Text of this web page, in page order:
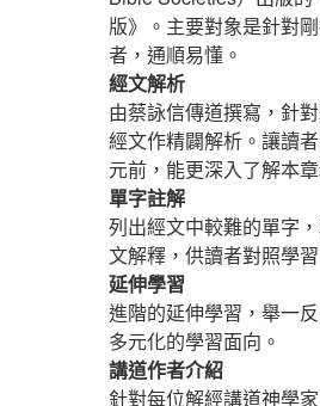
版》。主要對象是針對
者，通順易懂。
經文解析
由蔡詠信傳道撰寫，針
經文作精闢解析。讓讀
元前，能更深入了解本
單字註解
列出經文中較難的單字
文解釋，供讀者對照學習
延伸學習
進階的延伸學習，舉一
多元化的學習面向。
講道作者介紹
針對每位解經講道神學